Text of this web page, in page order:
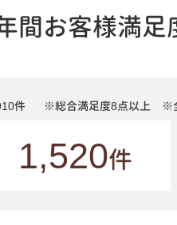
間お客様満足
件 ※総合満足度8点以上 ※
1,520件